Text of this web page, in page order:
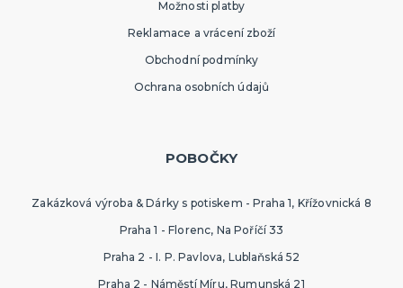
Možnosti platby
Reklamace a vrácení zboží
Obchodní podmínky
Ochrana osobních údajů
POBOČKY
Zakázková výroba & Dárky s potiskem - Praha 1, Křížovnická 8
Praha 1 - Florenc, Na Poříčí 33
Praha 2 - I. P. Pavlova, Lublaňská 52
Praha 2 - Náměstí Míru, Rumunská 21